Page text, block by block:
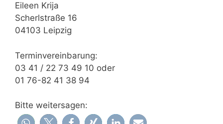
Eileen Krija
Scherlstraße 16
04103 Leipzig
Terminvereinbarung:
03 41 / 22 73 49 10 oder
01 76-82 41 38 94
Bitte weitersagen: